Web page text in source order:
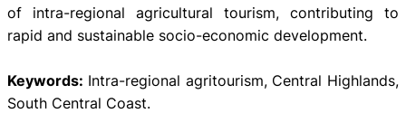
of intra-regional agricultural tourism, contributing to
rapid and sustainable socio-economic development.
Keywords: Intra-regional agritourism, Central Highlands,
South Central Coast.